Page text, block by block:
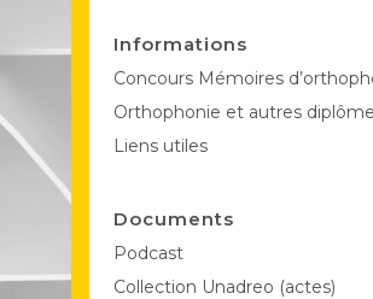
Informations
Concours Mémoires
Orthophonie et autres
Liens utiles
Documents
Podcast
Collection Unadreo (actes)